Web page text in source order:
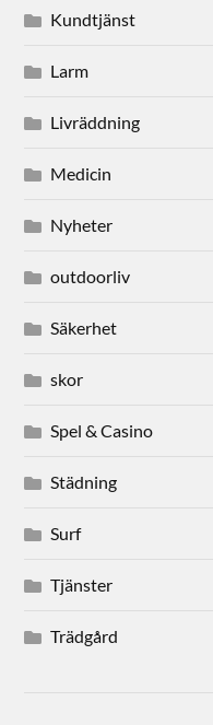
Kundtjänst
Larm
Livräddning
Medicin
Nyheter
outdoorliv
Säkerhet
skor
Spel & Casino
Städning
Surf
Tjänster
Trädgård